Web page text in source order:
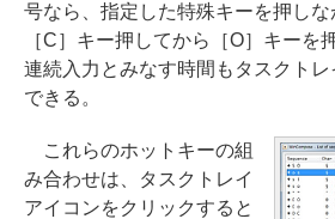
号なら、指定した特殊キーを押しな
［C］キー押してから［O］キーを
連続入力とみなす時間もタスクト
できる。
これらのホットキーの組
み合わせは、タスクトレイ
アイコンをクリックすると